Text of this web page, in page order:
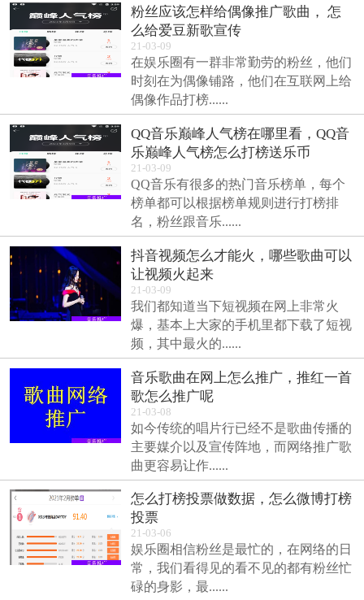
粉丝应该怎样给偶像推广歌曲， 怎
么给爱豆新歌宣传
21-03-09
在娱乐圈有一群非常勤劳的粉丝，他们
时刻在为偶像铺路，他们在互联网上给
偶像作品打榜......
QQ音乐巅峰人气榜在哪里看，QQ音
乐巅峰人气榜怎么打榜送乐币
21-03-09
QQ音乐有很多的热门音乐榜单，每个
榜单都可以根据榜单规则进行打榜排
名，粉丝跟音乐......
抖音视频怎么才能火，哪些歌曲可以
让视频火起来
21-03-09
我们都知道当下短视频在网上非常火
爆，基本上大家的手机里都下载了短视
频，其中最火的......
音乐歌曲在网上怎么推广，推红一首
歌怎么推广呢
21-03-08
如今传统的唱片行已经不是歌曲传播的
主要媒介以及宣传阵地，而网络推广歌
曲更容易让作......
怎么打榜投票做数据，怎么微博打榜
投票
21-03-06
娱乐圈相信粉丝是最忙的，在网络的日
常，我们看得见的看不见的都有粉丝忙
碌的身影，最......